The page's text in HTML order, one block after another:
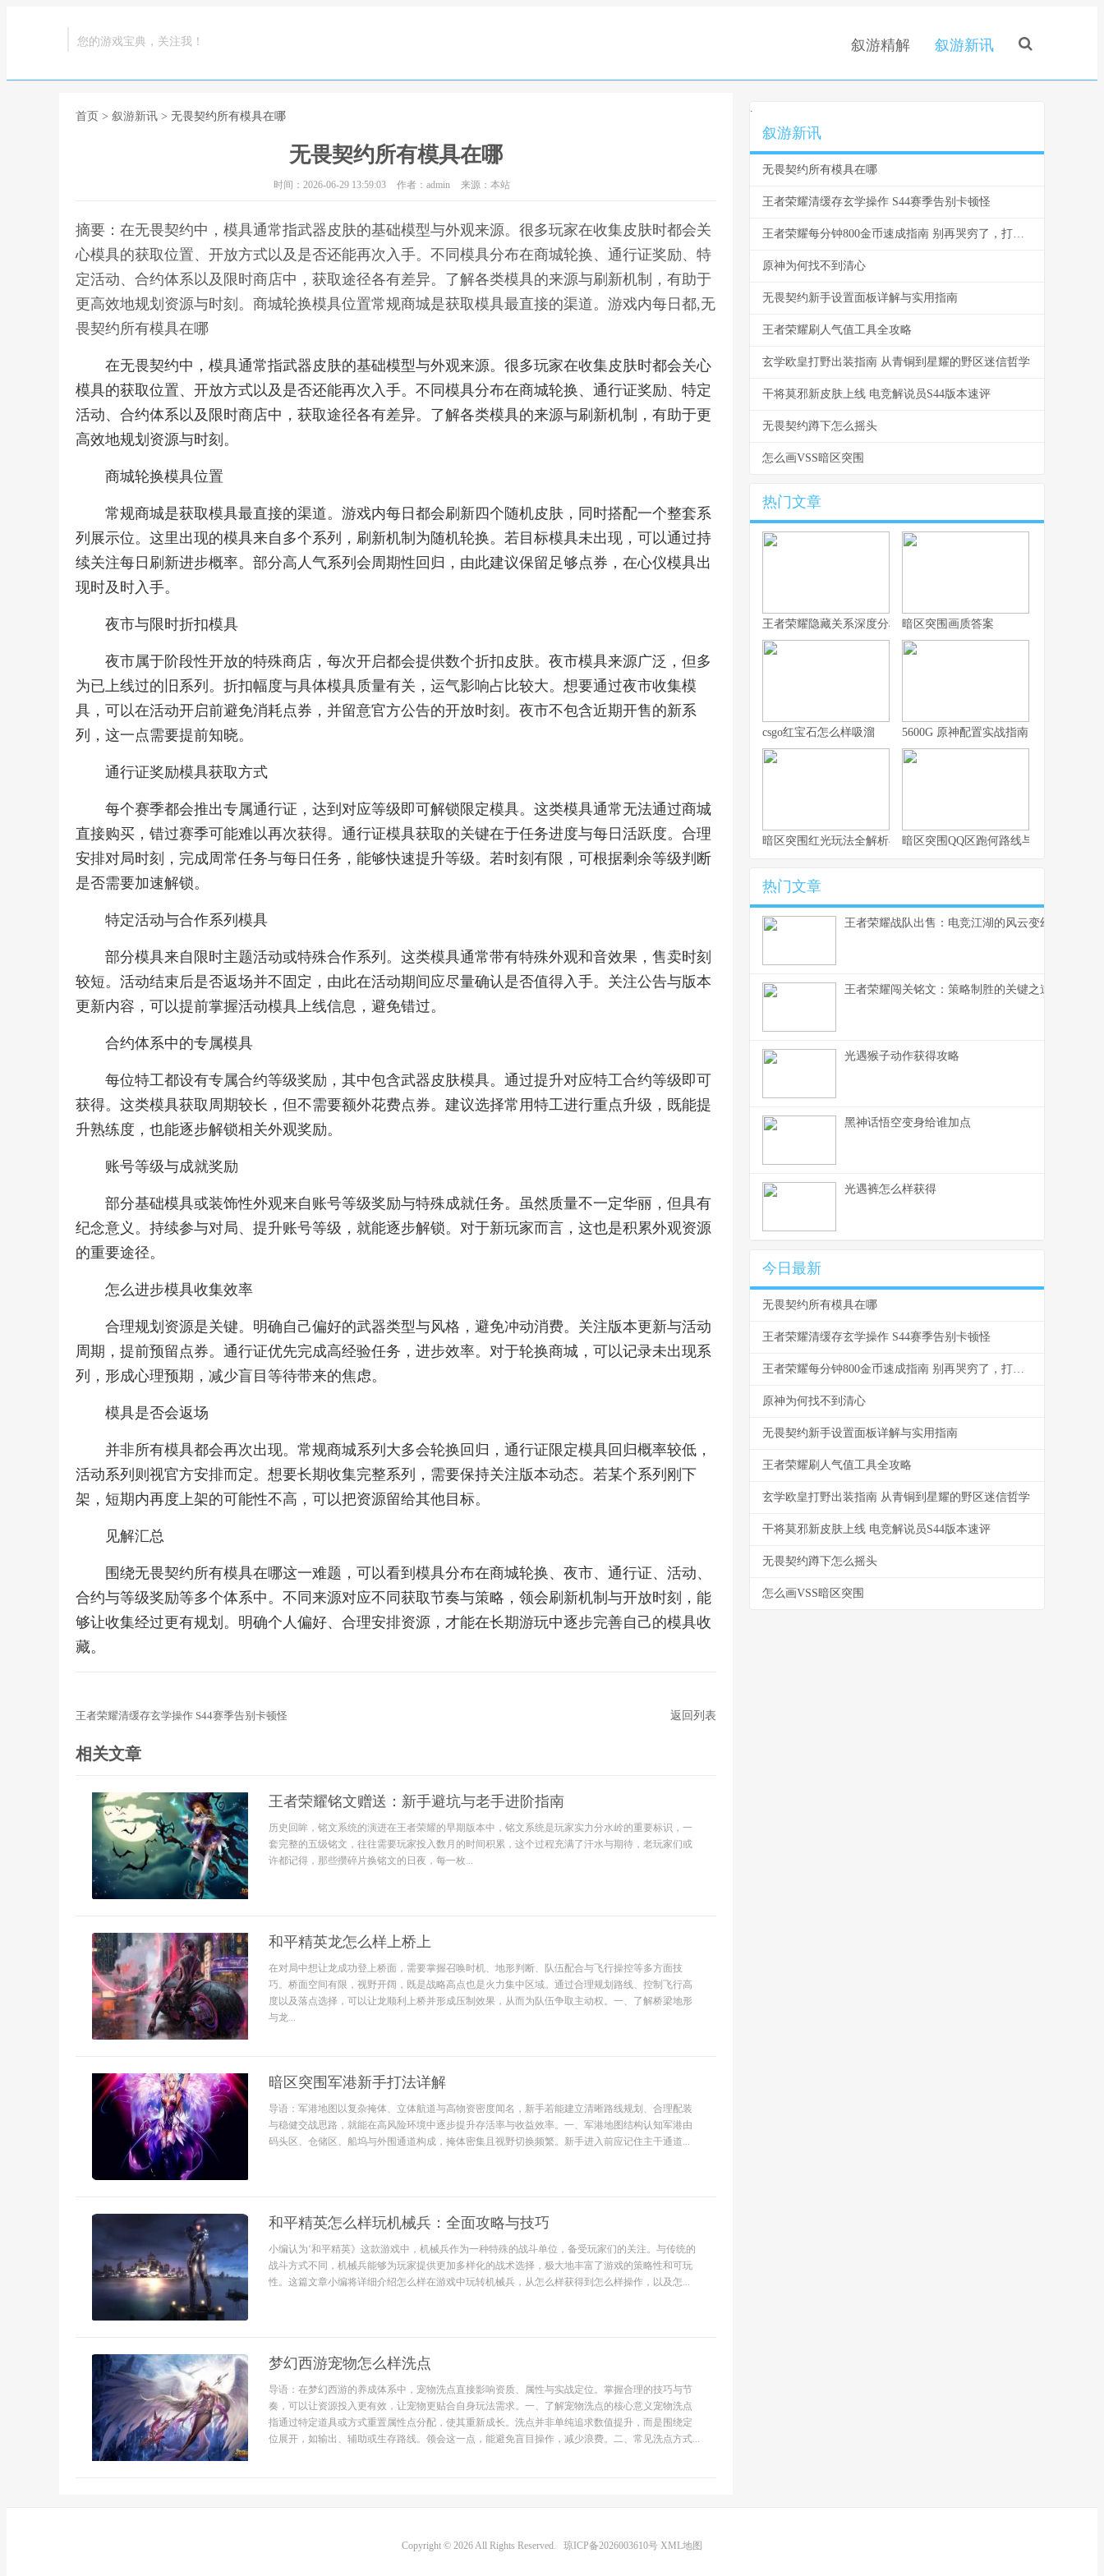
您的游戏宝典，关注我！ 叙游精解 叙游新讯
首页 > 叙游新讯 > 无畏契约所有模具在哪
无畏契约所有模具在哪
时间：2026-06-29 13:59:03 作者：admin 来源：本站
摘要：在无畏契约中，模具通常指武器皮肤的基础模型与外观来源。很多玩家在收集皮肤时都会关
心模具的获取位置、开放方式以及是否还能再次入手。不同模具分布在商城轮换、通行证奖励、特
定活动、合约体系以及限时商店中，获取途径各有差异。了解各类模具的来源与刷新机制，有助于
更高效地规划资源与时刻。商城轮换模具位置常规商城是获取模具最直接的渠道。游戏内每日都,无
畏契约所有模具在哪
在无畏契约中，模具通常指武器皮肤的基础模型与外观来源。很多玩家在收集皮肤时都会关心
模具的获取位置、开放方式以及是否还能再次入手。不同模具分布在商城轮换、通行证奖励、特定
活动、合约体系以及限时商店中，获取途径各有差异。了解各类模具的来源与刷新机制，有助于更
高效地规划资源与时刻。
商城轮换模具位置
常规商城是获取模具最直接的渠道。游戏内每日都会刷新四个随机皮肤，同时搭配一个整套系
列展示位。这里出现的模具来自多个系列，刷新机制为随机轮换。若目标模具未出现，可以通过持
续关注每日刷新进步概率。部分高人气系列会周期性回归，由此建议保留足够点券，在心仪模具出
现时及时入手。
夜市与限时折扣模具
夜市属于阶段性开放的特殊商店，每次开启都会提供数个折扣皮肤。夜市模具来源广泛，但多
为已上线过的旧系列。折扣幅度与具体模具质量有关，运气影响占比较大。想要通过夜市收集模
具，可以在活动开启前避免消耗点券，并留意官方公告的开放时刻。夜市不包含近期开售的新系
列，这一点需要提前知晓。
通行证奖励模具获取方式
每个赛季都会推出专属通行证，达到对应等级即可解锁限定模具。这类模具通常无法通过商城
直接购买，错过赛季可能难以再次获得。通行证模具获取的关键在于任务进度与每日活跃度。合理
安排对局时刻，完成周常任务与每日任务，能够快速提升等级。若时刻有限，可根据剩余等级判断
是否需要加速解锁。
特定活动与合作系列模具
部分模具来自限时主题活动或特殊合作系列。这类模具通常带有特殊外观和音效果，售卖时刻
较短。活动结束后是否返场并不固定，由此在活动期间应尽量确认是否值得入手。关注公告与版本
更新内容，可以提前掌握活动模具上线信息，避免错过。
合约体系中的专属模具
每位特工都设有专属合约等级奖励，其中包含武器皮肤模具。通过提升对应特工合约等级即可
获得。这类模具获取周期较长，但不需要额外花费点券。建议选择常用特工进行重点升级，既能提
升熟练度，也能逐步解锁相关外观奖励。
账号等级与成就奖励
部分基础模具或装饰性外观来自账号等级奖励与特殊成就任务。虽然质量不一定华丽，但具有
纪念意义。持续参与对局、提升账号等级，就能逐步解锁。对于新玩家而言，这也是积累外观资源
的重要途径。
怎么进步模具收集效率
合理规划资源是关键。明确自己偏好的武器类型与风格，避免冲动消费。关注版本更新与活动
周期，提前预留点券。通行证优先完成高经验任务，进步效率。对于轮换商城，可以记录未出现系
列，形成心理预期，减少盲目等待带来的焦虑。
模具是否会返场
并非所有模具都会再次出现。常规商城系列大多会轮换回归，通行证限定模具回归概率较低，
活动系列则视官方安排而定。想要长期收集完整系列，需要保持关注版本动态。若某个系列刚下
架，短期内再度上架的可能性不高，可以把资源留给其他目标。
见解汇总
围绕无畏契约所有模具在哪这一难题，可以看到模具分布在商城轮换、夜市、通行证、活动、
合约与等级奖励等多个体系中。不同来源对应不同获取节奏与策略，领会刷新机制与开放时刻，能
够让收集经过更有规划。明确个人偏好、合理安排资源，才能在长期游玩中逐步完善自己的模具收
藏。
王者荣耀清缓存玄学操作 S44赛季告别卡顿怪 返回列表
相关文章
王者荣耀铭文赠送：新手避坑与老手进阶指南
历史回眸，铭文系统的演进在王者荣耀的早期版本中，铭文系统是玩家实力分水岭的重要标识，一
套完整的五级铭文，往往需要玩家投入数月的时间积累，这个过程充满了汗水与期待，老玩家们或
许都记得，那些攒碎片换铭文的日夜，每一枚...
和平精英龙怎么样上桥上
在对局中想让龙成功登上桥面，需要掌握召唤时机、地形判断、队伍配合与飞行操控等多方面技
巧。桥面空间有限，视野开阔，既是战略高点也是火力集中区域。通过合理规划路线、控制飞行高
度以及落点选择，可以让龙顺利上桥并形成压制效果，从而为队伍争取主动权。一、了解桥梁地形
与龙...
暗区突围军港新手打法详解
导语：军港地图以复杂掩体、立体航道与高物资密度闻名，新手若能建立清晰路线规划、合理配装
与稳健交战思路，就能在高风险环境中逐步提升存活率与收益效率。一、军港地图结构认知军港由
码头区、仓储区、船坞与外围通道构成，掩体密集且视野切换频繁。新手进入前应记住主干通道...
和平精英怎么样玩机械兵：全面攻略与技巧
小编认为‘和平精英》这款游戏中，机械兵作为一种特殊的战斗单位，备受玩家们的关注。与传统的
战斗方式不同，机械兵能够为玩家提供更加多样化的战术选择，极大地丰富了游戏的策略性和可玩
性。这篇文章小编将详细介绍怎么样在游戏中玩转机械兵，从怎么样获得到怎么样操作，以及怎...
梦幻西游宠物怎么样洗点
导语：在梦幻西游的养成体系中，宠物洗点直接影响资质、属性与实战定位。掌握合理的技巧与节
奏，可以让资源投入更有效，让宠物更贴合自身玩法需求。一、了解宠物洗点的核心意义宠物洗点
指通过特定道具或方式重置属性点分配，使其重新成长。洗点并非单纯追求数值提升，而是围绕定
位展开，如输出、辅助或生存路线。领会这一点，能避免盲目操作，减少浪费。二、常见洗点方式...
.
叙游新讯
无畏契约所有模具在哪
王者荣耀清缓存玄学操作 S44赛季告别卡顿怪
王者荣耀每分钟800金币速成指南 别再哭穷了，打钱其实很简单
原神为何找不到清心
无畏契约新手设置面板详解与实用指南
王者荣耀刷人气值工具全攻略
玄学欧皇打野出装指南 从青铜到星耀的野区迷信哲学
干将莫邪新皮肤上线 电竞解说员S44版本速评
无畏契约蹲下怎么摇头
怎么画VSS暗区突围
热门文章
王者荣耀隐藏关系深度分析，你的游戏人生不愿被谁知晓
暗区突围画质答案
csgo红宝石怎么样吸溜 5600G 原神配置实战指南
暗区突围红光玩法全解析与实战思路暗区突围QQ区跑何路线与思路解析
热门文章
王者荣耀战队出售：电竞江湖的风云变幻，一个资
王者荣耀闯关铭文：策略制胜的关键之道
光遇猴子动作获得攻略
黑神话悟空变身给谁加点
光遇裤怎么样获得
今日最新
无畏契约所有模具在哪
王者荣耀清缓存玄学操作 S44赛季告别卡顿怪
王者荣耀每分钟800金币速成指南 别再哭穷了，打钱其实很简单
原神为何找不到清心
无畏契约新手设置面板详解与实用指南
王者荣耀刷人气值工具全攻略
玄学欧皇打野出装指南 从青铜到星耀的野区迷信哲学
干将莫邪新皮肤上线 电竞解说员S44版本速评
无畏契约蹲下怎么摇头
怎么画VSS暗区突围
Copyright © 2026 All Rights Reserved. 琼ICP备2026003610号 XML地图